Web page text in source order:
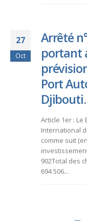
27
Oct
Arrêté
portant
Port
Djibouti.
Article 1er :
International
comme suit
902Total des
694 506...